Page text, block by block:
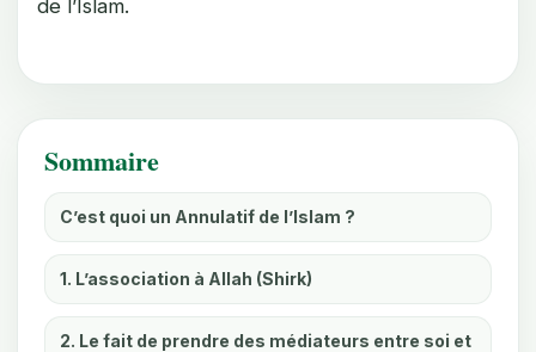
de l’Islam.
Sommaire
C’est quoi un Annulatif de l’Islam ?
1. L’association à Allah (Shirk)
2. Le fait de prendre des médiateurs entre soi et